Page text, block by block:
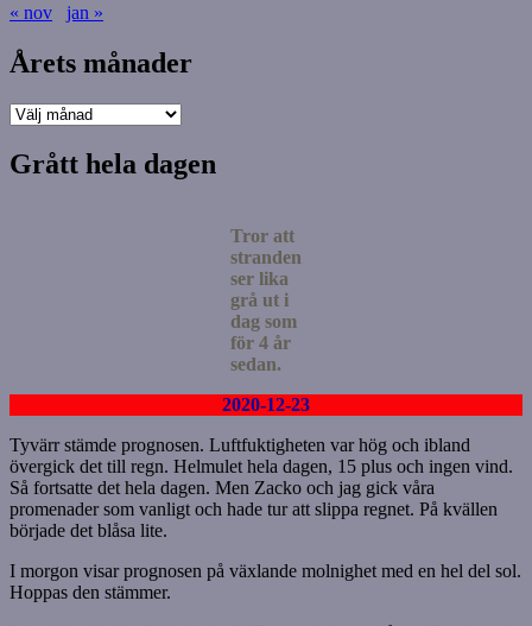
« nov
jan »
Årets månader
Årets
Grått hela dagen
Tror att
stranden
ser lika
grå ut i
dag som
för 4 år
sedan.
2020-12-23
Tyvärr stämde prognosen. Luftfuktigheten var hög och ibland
övergick det till regn. Helmulet hela dagen, 15 plus och ingen vind.
Så fortsatte det hela dagen. Men Zacko och jag gick våra
promenader som vanligt och hade tur att slippa regnet. På kvällen
började det blåsa lite.
I morgon visar prognosen på växlande molnighet med en hel del sol.
Hoppas den stämmer.